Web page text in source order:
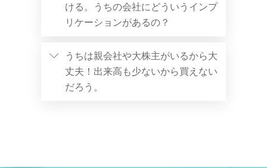
ける。うちの会社にどういうインプ
リケーションがあるの？
うちは親会社や大株主がいるから大
丈夫！出来高も少ないから買えない
だろう。